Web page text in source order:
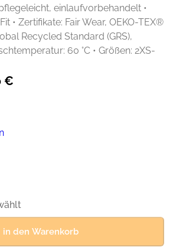
einlaufvorbehandelt •
• Zertifikate: Fair Wear, OEKO-TEX®
Recycled Standard (GRS),
60 °C • Größen: 2XS-
€
in den Warenkorb